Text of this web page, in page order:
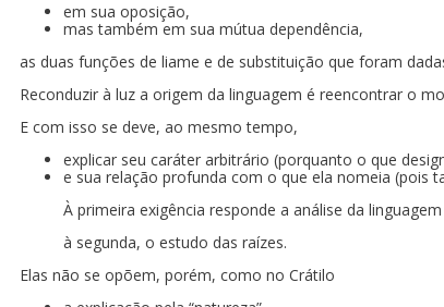
em sua oposição,
mas também em sua mútua dependência,
as duas funções de liame e de substituição que foram
Reconduzir à luz a origem da linguagem é reencontrar o
E com isso se deve, ao mesmo tempo,
explicar seu caráter arbitrário (porquanto o que
e sua relação profunda com o que ela nomeia (pois
À primeira exigência responde a análise da
à segunda, o estudo das raízes.
Elas não se opõem, porém, como no Crátilo